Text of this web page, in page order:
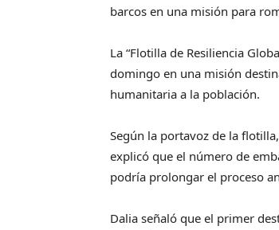
barcos en una misión para
La “Flotilla de Resiliencia
domingo en una misión
humanitaria a la población.
Según la portavoz de la
explicó que el número de
podría prolongar el proceso
Dalia señaló que el primer